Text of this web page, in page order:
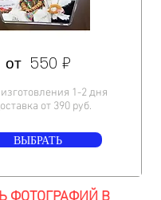
от 550 ₽
1-2 дня
от 390 руб.
ВЫБРАТЬ